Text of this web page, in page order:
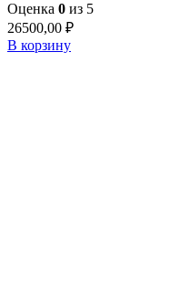
Оценка 0 из 5
26500,00 ₽
В корзину